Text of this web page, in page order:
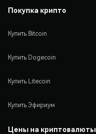
Покупка крипто
Купить Bitcoin
Купить Dogecoin
Купить Litecoin
Купить Эфириум
Цены на криптовалюты